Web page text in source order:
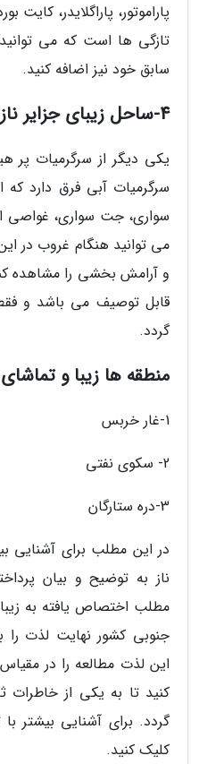
پاراموتور، پاراگلایدر، کایت
تازگی ها است که می
سابق خود نیز اضافه کنید.
4-ساحل زیبای جزایر ناز و سرگرمیات آبی
یکی دیگر از سرگرمیات
سرگرمیات آبی فرق دارد که
سواری، جت سواری، غواصی
می توانید هنگام غروب در
و آرامش بخشی را مشاهده
قابل توصیف می باشد و
گردد.
منطقه ها زیبا و
1-غار خربس
2- سکوی نفتی
3-دره ستارگان
در این مطلب برای آشنایی
ناز به توضیح و بیان
مطلب اختصاص یافته به
جنوبی کشور نهایت لذت را
این لذت مطالعه را در
کنید تا به یکی از خاطرات
گردد. برای آشنایی بیشتر
کلیک کنید.